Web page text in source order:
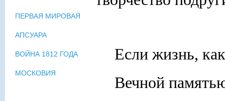
Если жизнь,
Вечной
ПЕРВАЯ МИРОВАЯ
АПСУАРА
ВОЙНА 1812 ГОДА
МОСКОВИЯ